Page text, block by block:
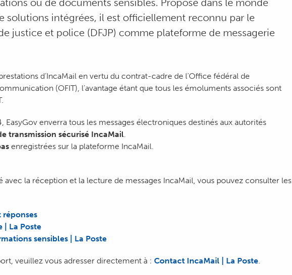
ou de documents sensibles. Proposé dans le monde
solutions intégrées, il est officiellement reconnu par le
justice et police (DFJP) comme plateforme de messagerie
d’IncaMail en vertu du contrat-cadre de l’Office fédéral de
(OFIT), l’avantage étant que tous les émoluments associés sont
EasyGov enverra tous les messages électroniques destinés aux autorités
transmission sécurisé IncaMail.
enregistrées sur la plateforme IncaMail.
avec la réception et la lecture de messages IncaMail, vous pouvez consulter les
réponses
| La Poste
sensibles | La Poste
veuillez vous adresser directement à : Contact IncaMail | La Poste.